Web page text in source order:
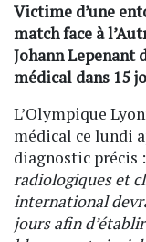
Victime d’une
match face à
Johann Lepenant
médical dans 15
L’Olympique
médical ce lundi
diagnostic précis
radiologiques et
international
jours afin